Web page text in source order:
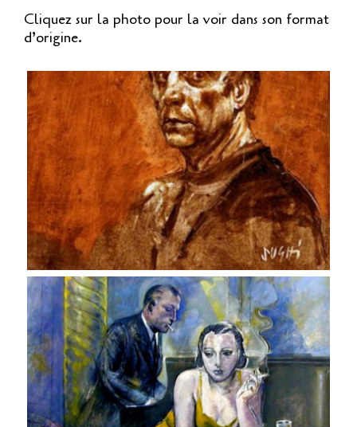
Cliquez sur la photo pour la voir dans son format
d’origine.